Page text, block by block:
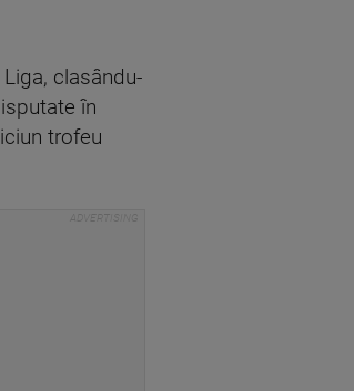
clasându-
în
trofeu